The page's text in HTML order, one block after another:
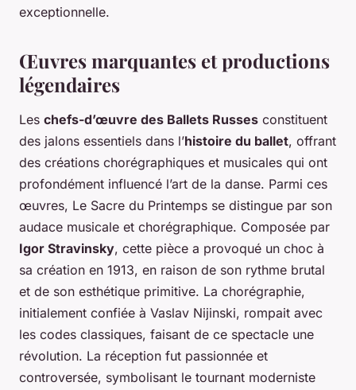
exceptionnelle.
Œuvres marquantes et productions
légendaires
Les chefs-d’œuvre des Ballets Russes constituent
des jalons essentiels dans l’histoire du ballet, offrant
des créations chorégraphiques et musicales qui ont
profondément influencé l’art de la danse. Parmi ces
œuvres, Le Sacre du Printemps se distingue par son
audace musicale et chorégraphique. Composée par
Igor Stravinsky, cette pièce a provoqué un choc à
sa création en 1913, en raison de son rythme brutal
et de son esthétique primitive. La chorégraphie,
initialement confiée à Vaslav Nijinski, rompait avec
les codes classiques, faisant de ce spectacle une
révolution. La réception fut passionnée et
controversée, symbolisant le tournant moderniste